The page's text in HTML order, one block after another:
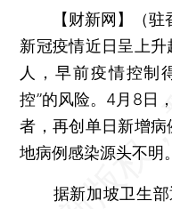
【财新网】（驻
新冠疫情近日呈上
人，早前疫情控制
控”的风险。4月8日
者，再创单日新增
地病例感染源头不明。
据新加坡卫生部